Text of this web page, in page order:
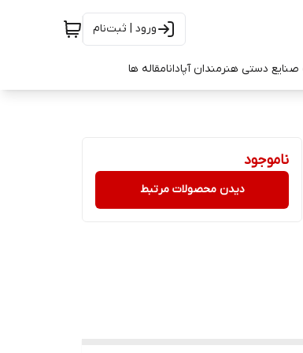
ورود | ثبت‌نام
دستی هنرمندان آپادانامقاله ها
ناموجود
دیدن محصولات مرتبط